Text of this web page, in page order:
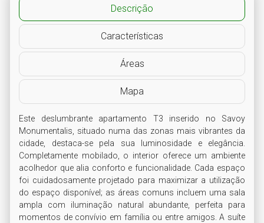
Descrição
Características
Áreas
Mapa
Este deslumbrante apartamento T3 inserido no Savoy
Monumentalis, situado numa das zonas mais vibrantes da
cidade, destaca-se pela sua luminosidade e elegância.
Completamente mobilado, o interior oferece um ambiente
acolhedor que alia conforto e funcionalidade. Cada espaço
foi cuidadosamente projetado para maximizar a utilização
do espaço disponível; as áreas comuns incluem uma sala
ampla com iluminação natural abundante, perfeita para
momentos de convívio em família ou entre amigos. A suíte